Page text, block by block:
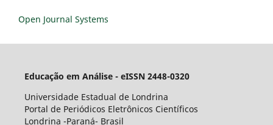
Open Journal Systems
Educação em Análise - eISSN 2448-0320
Universidade Estadual de Londrina
Portal de Periódicos Eletrônicos Científicos
Londrina -Paraná- Brasil